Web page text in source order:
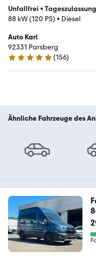
Unfallfrei • Tageszulassung
88 kW (120 PS) • Diesel
Auto Karl
92331 Parsberg
4.9 Sterne
(156)
Ähnliche Fahrzeuge des